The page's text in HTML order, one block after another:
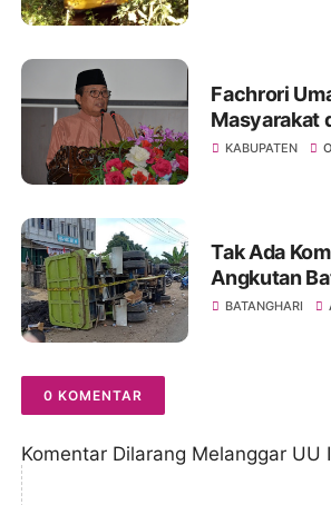
Fachrori
Masyarakat
Pemerintah
KABUPATEN
Tak Ada
Angkutan
Jalur Sungai
BATANGHARI
0 KOMENTAR
Komentar Dilarang Melanggar UU